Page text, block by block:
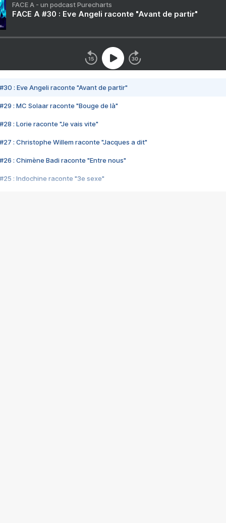
FACE A - un podcast Purecharts
FACE A #30 : Eve Angeli raconte "Avant de partir"
#30 : Eve Angeli raconte "Avant de partir"
#29 : MC Solaar raconte "Bouge de là"
#28 : Lorie raconte "Je vais vite"
#27 : Christophe Willem raconte "Jacques a dit"
#26 : Chimène Badi raconte "Entre nous"
#25 : Indochine raconte "3e sexe"